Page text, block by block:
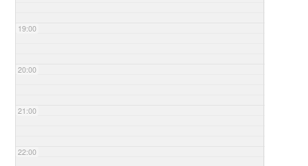
19:00
20:00
21:00
22:00